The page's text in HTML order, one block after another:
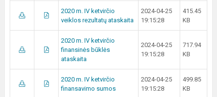
2020 m. IV ketvirčio
veiklos rezultatų ataskaita
2024-04-25
19:15:28
415.45
KB
2020 m. IV ketvirčio
finansinės būklės
ataskaita
2024-04-25
19:15:28
717.94
KB
2020 m. IV ketvirčio
finansavimo sumos
2024-04-25
19:15:28
499.85
KB